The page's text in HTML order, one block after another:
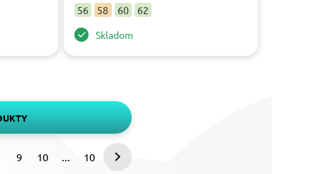
56
58 60
62
Skladom
9 10 ... 10
Nasledujúca